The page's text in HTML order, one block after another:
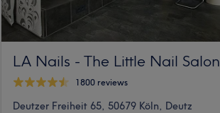
LA Nails - The Little Nail Salon
1800 reviews
Deutzer Freiheit 65, 50679 Köln, Deutz